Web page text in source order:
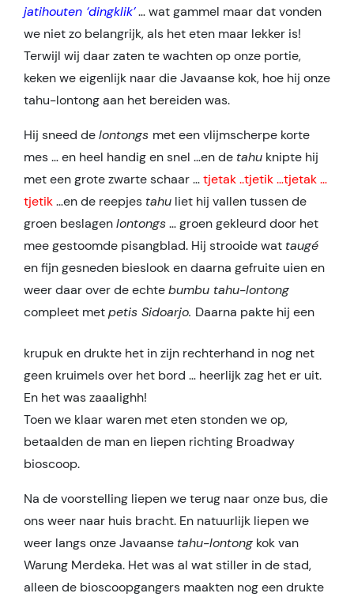
jatihouten ‘dingklik’… wat gammel maar dat vonden
we niet zo belangrijk, als het eten maar lekker is!
Terwijl wij daar zaten te wachten op onze portie,
keken we eigenlijk naar die Javaanse kok, hoe hij onze
tahu-lontong aan het bereiden was.
Hij sneed delontongs met een vlijmscherpe korte
mes … en heel handig en snel …en de tahu knipte hij
met een grote zwarte schaar …tjetak ..tjetik …tjetak …
tjetik…en de reepjes tahu liet hij vallen tussen de
groen beslagenlontongs… groen gekleurd door het
mee gestoomde pisangblad. Hij strooide wat taugé
en fijn gesneden bieslook en daarna gefruite uien en
weer daar over de echtebumbu tahu-lontong
compleet metpetis Sidoarjo. Daarna pakte hij een
krupuk en drukte het in zijn rechterhand in nog net
geen kruimels over het bord … heerlijk zag het er uit.
En het was zaaalighh!
Toen we klaar waren met eten stonden we op,
betaalden de man en liepen richting Broadway
bioscoop.
Na de voorstelling liepen we terug naar onze bus, die
ons weer naar huis bracht. En natuurlijk liepen we
weer langs onze Javaanse tahu-lontong kok van
Warung Merdeka. Het was al wat stiller in de stad,
alleen de bioscoopgangers maakten nog een drukte